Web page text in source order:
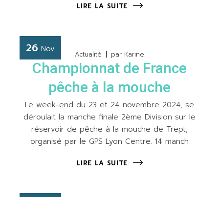
LIRE LA SUITE
26 Nov
Actualité par Karine
Championnat de France
pêche à la mouche
Le week-end du 23 et 24 novembre 2024, se
déroulait la manche finale 2ème Division sur le
réservoir de pêche à la mouche de Trept,
organisé par le GPS Lyon Centre. 14 manch
LIRE LA SUITE